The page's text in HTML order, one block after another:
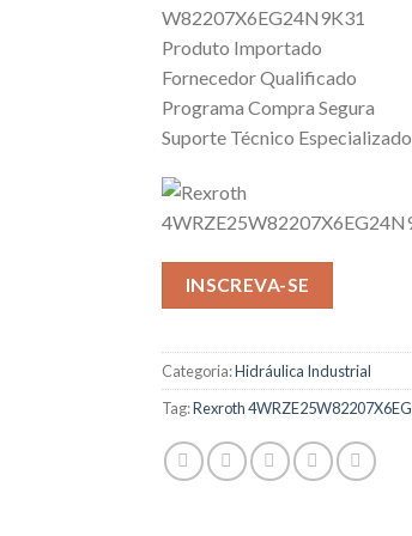
W82207X6EG24N9K31
Produto Importado
Fornecedor Qualificado
Programa Compra Segura
Suporte Técnico Especializado
INSCREVA-SE
Categoria:Hidráulica Industrial
Tag:Rexroth